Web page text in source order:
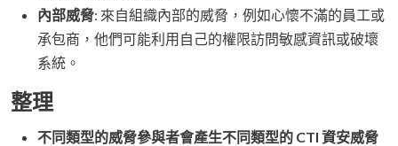
內部威脅: 來自組織內部的威脅，例如心懷不滿的員工或
承包商，他們可能利用自己的權限訪問敏感資訊或破壞
系統。
整理
不同類型的威脅參與者會產生不同類型的 CTI 資安威脅